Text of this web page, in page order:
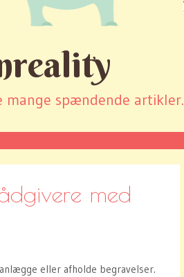
mange spændende artikler.
med
eller afholde begravelser.